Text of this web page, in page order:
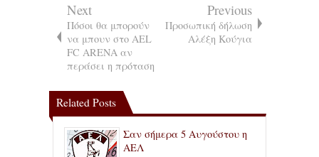
Next
Πόσοι θα μπορούν
να μπουν στο AEL
FC ARENA αν
περάσει η πρόταση
Previous
Προσωπική δήλωση
Αλέξη Κούγια
Related Posts
Σαν σήμερα 5 Αυγούστου η
ΑΕΛ